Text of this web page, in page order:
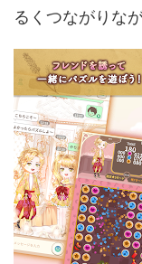
るくつながりな